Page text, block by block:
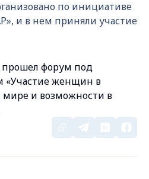
по инициативе
и в нем приняли участие
прошел форум под
«Участие женщин в
и возможности в